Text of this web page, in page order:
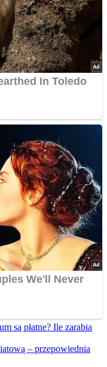
są płatne? Ile zarabia
– przepowiednia